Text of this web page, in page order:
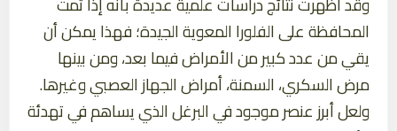
المحافظة على الفلورا المعوية الجيدة؛ فهذا يمكن أن
يقي من عدد كبير من الأمراض فيما بعد، ومن بينها
مرض السكري، السمنة، أمراض الجهاز العصبي وغيرها.
ولعل أبرز عنصر موجود في البرغل الذي يساهم في تهدئة